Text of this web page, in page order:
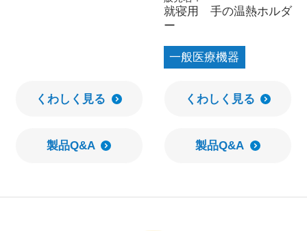
くわしく見る
製品Q&A
就寝用 手の温熱ホルダ
ー
一般医療機器
くわしく見る
製品Q&A